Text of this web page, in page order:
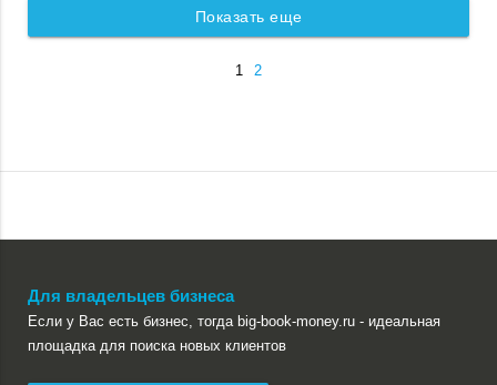
Показать еще
1 2
Для владельцев бизнеса
Если у Вас есть бизнес, тогда big-book-money.ru - идеальная
площадка для поиска новых клиентов